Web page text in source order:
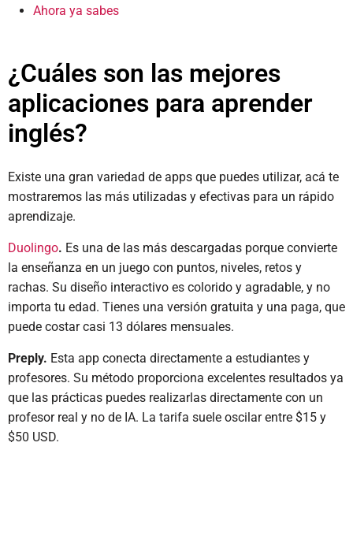
Ahora ya sabes
¿Cuáles son las mejores
aplicaciones para aprender
inglés?
Existe una gran variedad de apps que puedes utilizar, acá te
mostraremos las más utilizadas y efectivas para un rápido
aprendizaje.
Duolingo. Es una de las más descargadas porque convierte
la enseñanza en un juego con puntos, niveles, retos y
rachas. Su diseño interactivo es colorido y agradable, y no
importa tu edad. Tienes una versión gratuita y una paga, que
puede costar casi 13 dólares mensuales.
Preply. Esta app conecta directamente a estudiantes y
profesores. Su método proporciona excelentes resultados ya
que las prácticas puedes realizarlas directamente con un
profesor real y no de IA. La tarifa suele oscilar entre $15 y
$50 USD.